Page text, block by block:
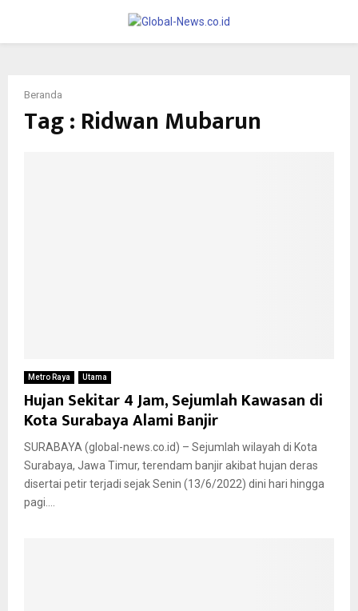
PRIMARY
MENU
Beranda
Tag : Ridwan Mubarun
Metro Raya Utama
Hujan Sekitar 4 Jam, Sejumlah Kawasan di
Kota Surabaya Alami Banjir
SURABAYA (global-news.co.id) – Sejumlah wilayah di Kota
Surabaya, Jawa Timur, terendam banjir akibat hujan deras
disertai petir terjadi sejak Senin (13/6/2022) dini hari hingga
pagi....